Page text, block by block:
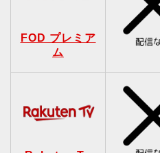
FOD プレミア
ム